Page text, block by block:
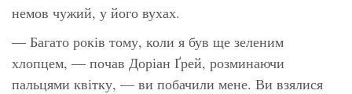
немов чужий, у його вухах.
— Багато років тому, коли я був ще зеленим
хлопцем, — почав Доріан Ґрей, розминаючи
пальцями квітку, — ви побачили мене. Ви взялися